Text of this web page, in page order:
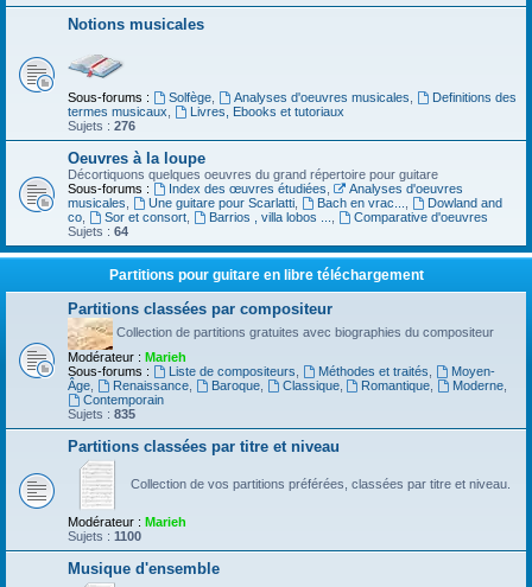
Notions musicales
Sous-forums : Solfège, Analyses d'oeuvres musicales
Definitions des
termes musicaux
Livres, Ebooks et tutoriaux
Sujets : 276
Oeuvres à la loupe
Décortiquons quelques oeuvres du grand répertoire pour guitare
Sous-forums :
Index des œuvres étudiées
Analyses d'oeuvres
musicales
Une guitare pour Scarlatti, Bach en vrac...
Dowland and
co
Sor et consort, Barrios , villa lobos ...
Comparative d'oeuvres
Sujets : 64
Partitions pour guitare en libre téléchargement
Partitions classées par compositeur
Collection de partitions gratuites avec biographies du compositeur
Modérateur : Marieh
Sous-forums :
Liste de compositeurs Méthodes et traités
Moyen-
Âge
Renaissance, Baroque, Classique, Romantique Moderne
Contemporain
Sujets : 835
Partitions classées par titre et niveau
Collection de vos partitions préférées, classées par titre et niveau.
Modérateur : Marieh
Sujets : 1100
Musique d'ensemble